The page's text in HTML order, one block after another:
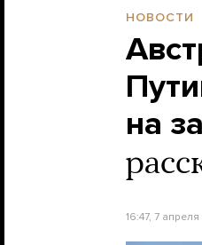
НОВОСТИ
на
16:47, 7